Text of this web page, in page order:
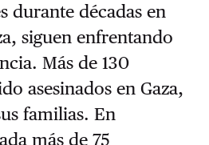
durante décadas en
siguen enfrentando
Más de 130
asesinados en Gaza,
familias. En
más de 75